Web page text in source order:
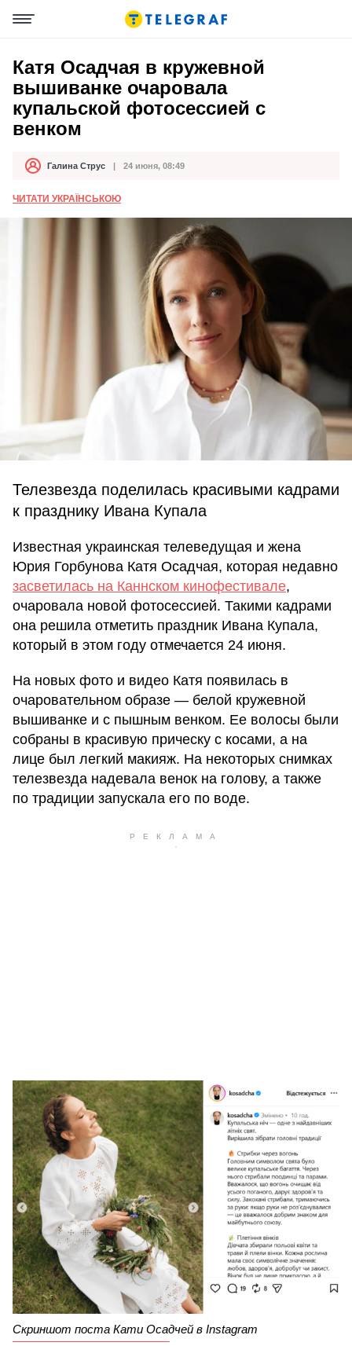
Катя Осадчая в кружевной
вышиванке очаровала
купальской фотосессией с
венком
АвторГалина Струс
Дата публикации 24 июня, 08:49
ЧИТАТИ УКРАЇНСЬКОЮ
Телезвезда поделилась красивыми кадрами
к празднику Ивана Купала
Известная украинская телеведущая и жена
Юрия Горбунова Катя Осадчая, которая недавно
засветилась на Каннском кинофестивале,
очаровала новой фотосессией. Такими кадрами
она решила отметить праздник Ивана Купала,
который в этом году отмечается 24 июня.
На новых фото и видео Катя появилась в
очаровательном образе — белой кружевной
вышиванке и с пышным венком. Ее волосы были
собраны в красивую прическу с косами, а на
лице был легкий макияж. На некоторых снимках
телезвезда надевала венок на голову, а также
по традиции запускала его по воде.
Скриншот поста Кати Осадчей в Instagram